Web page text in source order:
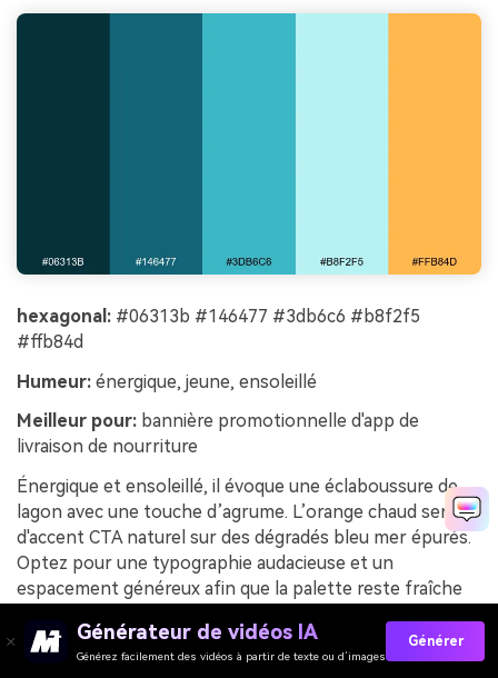
hexagonal: #06313b #146477 #3db6c6 #b8f2f5
#ffb84d
Humeur: énergique, jeune, ensoleillé
Meilleur pour: bannière promotionnelle d'app de
livraison de nourriture
Énergique et ensoleillé, il évoque une éclaboussure de
lagon avec une touche d’agrume. L’orange chaud sert
d'accent CTA naturel sur des dégradés bleu mer épurés.
Optez pour une typographie audacieuse et un
espacement généreux afin que la palette reste fraîche
principal et au badge de réduction pour diriger le regard.
Générateur de vidéos IA
Générez facilement des vidéos à partir de texte ou d’images
Générer